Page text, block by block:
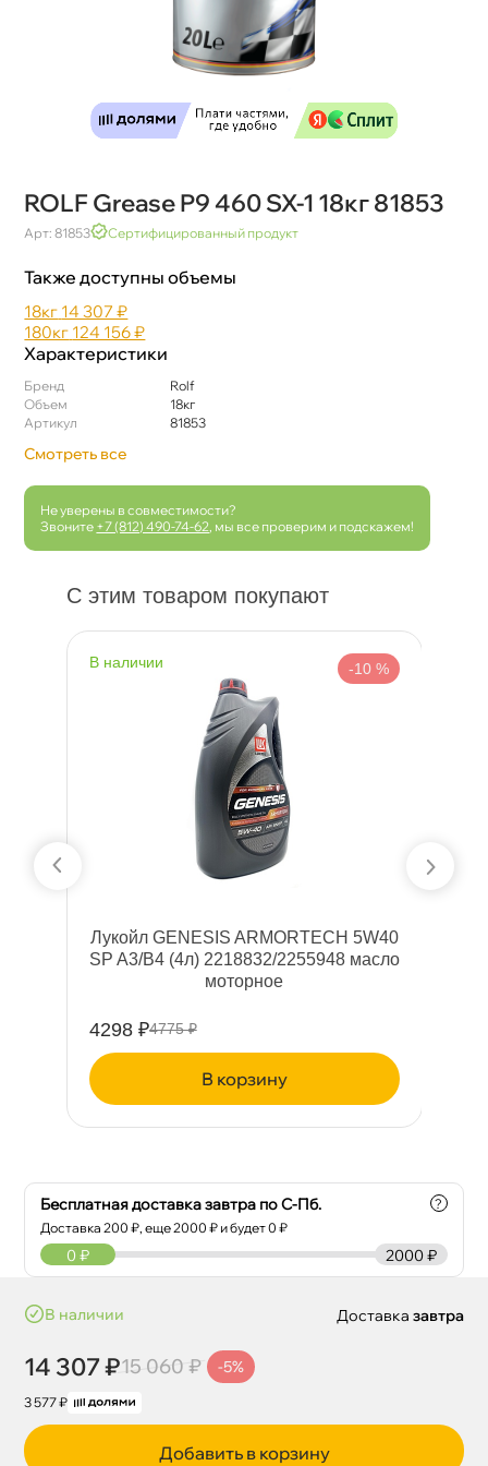
ROLF Grease P9 460 SX-1 18кг 81853
Арт: 81853 Сертифицированный продукт
Также доступны объемы
18к 14 307 ₽
180к 124 156 ₽
Характеристики
Бренд
Rolf
Объем
18к
Артикул
81853
Смотреть все
Не уверены в совместимости?
Звоните +7 (812) 490-74-62 , мы все проверим и подскажем!
С этим товаром покупают
наличии -10 %
Лукойл GENESIS ARMORTECH 5W40
SP A3/B4 (4л) 2218832/2255948 масло
моторное
4298 ₽4775 ₽
корзину
Бесплатная доставка завтра по С-Пб.
Доставка200 ₽, еще2000 ₽ и будет 0 ₽
?
2000 ₽
0 ₽
наличии
14 307 ₽15 060 ₽ -5%
3 577 ₽
Доставка завтра
Добавить в корзину